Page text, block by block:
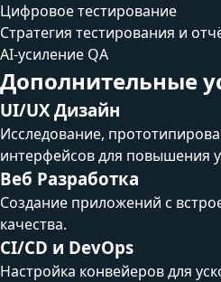
Цифровое тестирование
Стратегия тестирования и
AI-усиление QA
Дополнительные
UI/UX Дизайн
Исследование,
интерфейсов для повышения
Веб Разработка
Создание приложений с
качества.
CI/CD и DevOps
Настройка конвейеров для